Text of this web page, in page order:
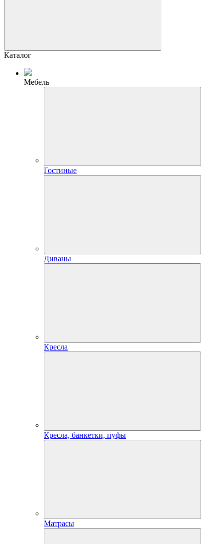
Каталог
Мебель
Гостиные
Диваны
Кресла
Кресла, банкетки, пуфы
Матрасы